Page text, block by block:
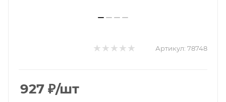
Артикул: 78748
927 ₽/шт